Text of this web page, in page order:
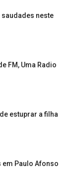
saudades neste
FM, Uma Radio
estuprar a filha
Paulo Afonso